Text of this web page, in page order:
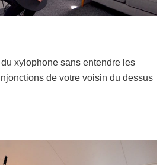
xylophone sans entendre les
de votre voisin du dessus